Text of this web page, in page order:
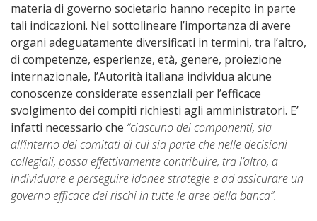
materia di governo societario hanno recepito in parte
tali indicazioni. Nel sottolineare l’importanza di avere
organi adeguatamente diversificati in termini, tra l’altro,
di competenze, esperienze, età, genere, proiezione
internazionale, l’Autorità italiana individua alcune
conoscenze considerate essenziali per l’efficace
svolgimento dei compiti richiesti agli amministratori. E’
infatti necessario che “ciascuno dei componenti, sia
all’interno dei comitati di cui sia parte che nelle decisioni
collegiali, possa effettivamente contribuire, tra l’altro, a
individuare e perseguire idonee strategie e ad assicurare un
governo efficace dei rischi in tutte le aree della banca”.